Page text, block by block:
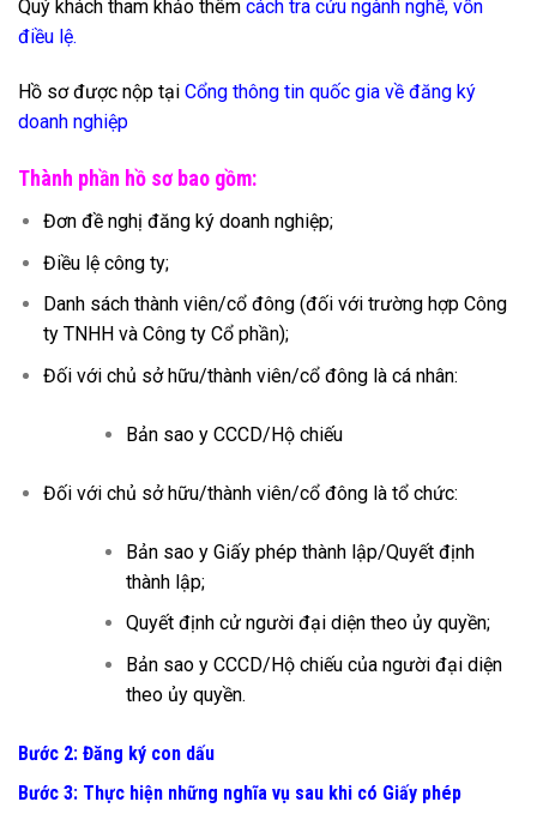
Quý khách tham khảo thêm cách tra cứu ngành nghề, vốn
điều lệ.
Hồ sơ được nộp tại Cổng thông tin quốc gia về đăng ký
doanh nghiệp
Thành phần hồ sơ bao gồm:
Đơn đề nghị đăng ký doanh nghiệp;
Điều lệ công ty;
Danh sách thành viên/cổ đông (đối với trường hợp Công
ty TNHH và Công ty Cổ phần);
Đối với chủ sở hữu/thành viên/cổ đông là cá nhân:
Bản sao y CCCD/Hộ chiếu
Đối với chủ sở hữu/thành viên/cổ đông là tổ chức:
Bản sao y Giấy phép thành lập/Quyết định
thành lập;
Quyết định cử người đại diện theo ủy quyền;
Bản sao y CCCD/Hộ chiếu của người đại diện
theo ủy quyền.
Bước 2: Đăng ký con dấu
Bước 3: Thực hiện những nghĩa vụ sau khi có Giấy phép